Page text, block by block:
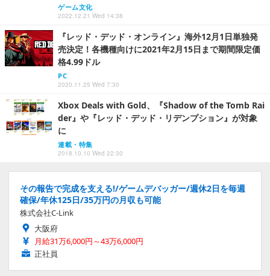
ゲーム文化
2022.12.21 Wed 14:38
『レッド・デッド・オンライン』海外12月1日単独発
売決定！各機種向けに2021年2月15日まで期間限定価
格4.99ドル
PC
2020.11.25 Wed 7:30
Xbox Deals with Gold、『Shadow of the Tomb Rai
der』や『レッド・デッド・リデンプション』が対象
に
連載・特集
2018.10.10 Wed 22:30
その報告で完成を支える!/ゲームデバッガー/週休2日を毎週
確保/年休125日/35万円の月収も可能
株式会社C-Link
大阪府
月給31万6,000円～43万6,000円
正社員